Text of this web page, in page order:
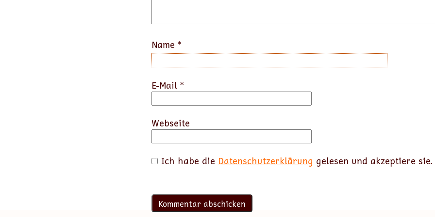
Name *
E-Mail *
Webseite
Ich habe die Datenschutzerklärung gelesen und akzeptiere sie.